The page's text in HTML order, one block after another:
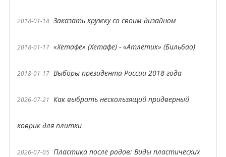
2018-01-18 Заказать кружку со своим дизайном
2018-01-17 «Хетафе» (Хетафе) - «Атлетик» (Бильбао)
2018-01-17 Выборы президента России 2018 года
2026-07-21 Как выбрать нескользящий придверный
коврик для плитки
2026-07-05 Пластика после родов: Виды пластических